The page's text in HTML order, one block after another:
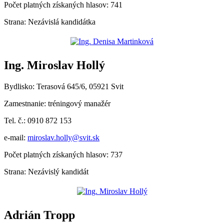
Počet platných získaných hlasov: 741
Strana: Nezávislá kandidátka
Ing. Miroslav Hollý
Bydlisko: Terasová 645/6, 05921 Svit
Zamestnanie: tréningový manažér
Tel. č.: 0910 872 153
e-mail: miroslav.holly@svit.sk
Počet platných získaných hlasov: 737
Strana: Nezávislý kandidát
Adrián Tropp